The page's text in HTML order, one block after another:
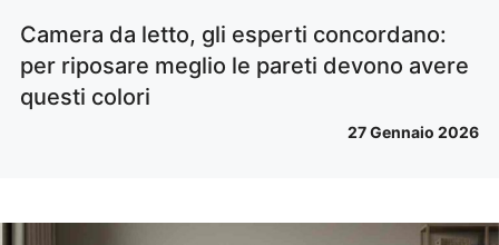
Camera da letto, gli esperti concordano:
per riposare meglio le pareti devono avere
questi colori
27 Gennaio 2026